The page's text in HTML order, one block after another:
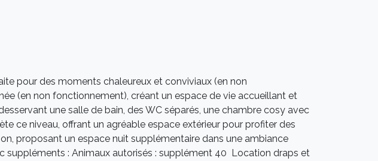
pour des moments chaleureux et conviviaux (en non
(en non fonctionnement), créant un espace de vie accueillant et
une salle de bain, des WC séparés, une chambre cosy avec
ce niveau, offrant un agréable espace extérieur pour profiter des
proposant un espace nuit supplémentaire dans une ambiance
suppléments : Animaux autorisés : supplément 40  Location draps et